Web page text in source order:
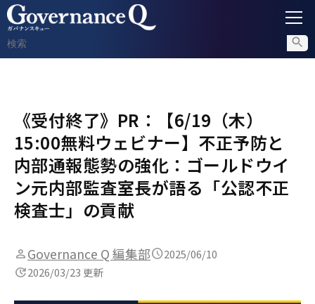
内部通報
コンプライアンス調査
不正対策
セミナー情報
《受付終了》PR：【6/19（木）
15:00無料ウェビナー】不正予防と
内部通報態勢の強化：ゴールドウイ
ン元内部監査室長が語る「公認不正
検査士」の貢献
Governance Q 編集部
2025/06/10
2026/03/23 更新